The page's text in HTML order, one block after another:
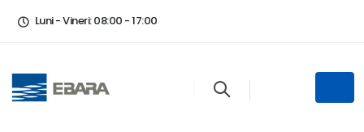
Luni - Vineri: 08:00 - 17:00